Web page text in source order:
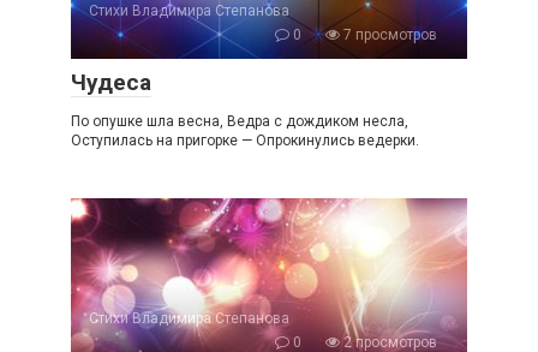
Стихи Владимира Степанова
0
7 просмотров
Чудеса
По опушке шла весна, Ведра с дождиком несла,
Оступилась на пригорке — Опрокинулись ведерки.
Стихи Владимира Степанова
0
2 просмотров